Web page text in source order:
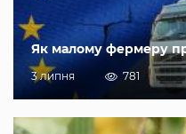
Як малому фермеру
3 липня 781